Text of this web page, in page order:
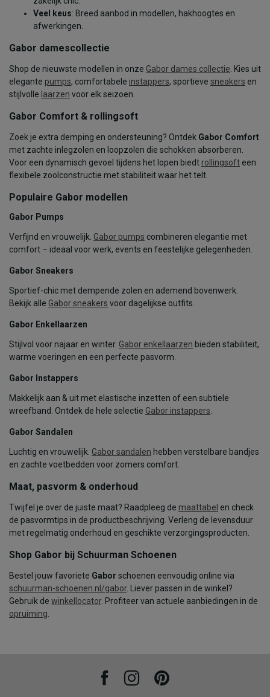
Veel keus: Breed aanbod in modellen, hakhoogtes en
afwerkingen.
Gabor damescollectie
Shop de nieuwste modellen in onze Gabor dames collectie . Kies uit
elegante pumps, comfortabele instappers, sportieve sneakers en
stijlvolle laarzen voor elk seizoen.
Gabor Comfort & rollingsoft
Zoek je extra demping en ondersteuning? Ontdek Gabor Comfort
met zachte inlegzolen en loopzolen die schokken absorberen.
Voor een dynamisch gevoel tijdens het lopen biedt rollingsoft een
flexibele zoolconstructie met stabiliteit waar het telt.
Populaire Gabor modellen
Gabor Pumps
Verfijnd en vrouwelijk. Gabor pumps combineren elegantie met
comfort – ideaal voor werk, events en feestelijke gelegenheden.
Gabor Sneakers
Sportief-chic met dempende zolen en ademend bovenwerk.
Bekijk alle Gabor sneakers voor dagelijkse outfits.
Gabor Enkellaarzen
Stijlvol voor najaar en winter. Gabor enkellaarzen bieden stabiliteit,
warme voeringen en een perfecte pasvorm.
Gabor Instappers
Makkelijk aan & uit met elastische inzetten of een subtiele
wreefband. Ontdek de hele selectie Gabor instappers
Gabor Sandalen
Luchtig en vrouwelijk. Gabor sandalen hebben verstelbare bandjes
en zachte voetbedden voor zomers comfort.
Maat, pasvorm & onderhoud
Twijfel je over de juiste maat? Raadpleeg de maattabel en check
de pasvormtips in de productbeschrijving. Verleng de levensduur
met regelmatig onderhoud en geschikte verzorgingsproducten.
Shop Gabor bij Schuurman Schoenen
Bestel jouw favoriete Gabor schoenen eenvoudig online via
schuurman-schoenen.nl/gabor. Liever passen in de winkel?
Gebruik de winkellocator. Profiteer van actuele aanbiedingen in de
opruiming
FacebookInstagramPinterest